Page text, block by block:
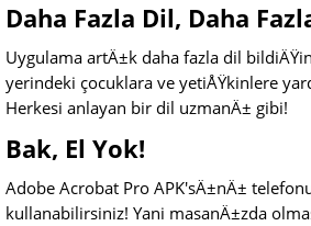
Daha Fazla Dil, Daha
Uygulama artÄ±k daha fazla dil
yerindeki çocuklara ve yetiÅŸkinlere
Herkesi anlayan bir dil uzmanÄ± gibi!
Bak, El Yok!
Adobe Acrobat Pro APK'sÄ±nÄ±
kullanabilirsiniz! Yani masanÄ±zda